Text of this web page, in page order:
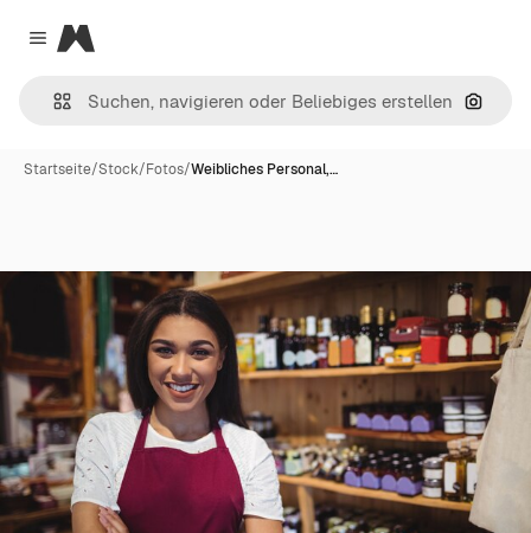
Close menu
Magnific
Nach
Startseite/Stock/Fotos/Weibliches Personal,…